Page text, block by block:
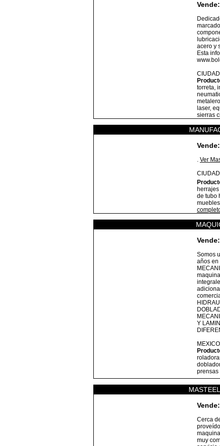
Vende:
acero y
Esta
torreta,
laser,
sierras
Vende:
. Ver
de tubo
Vende:
Somos
años en
Y
Vende:
Cerca
muy